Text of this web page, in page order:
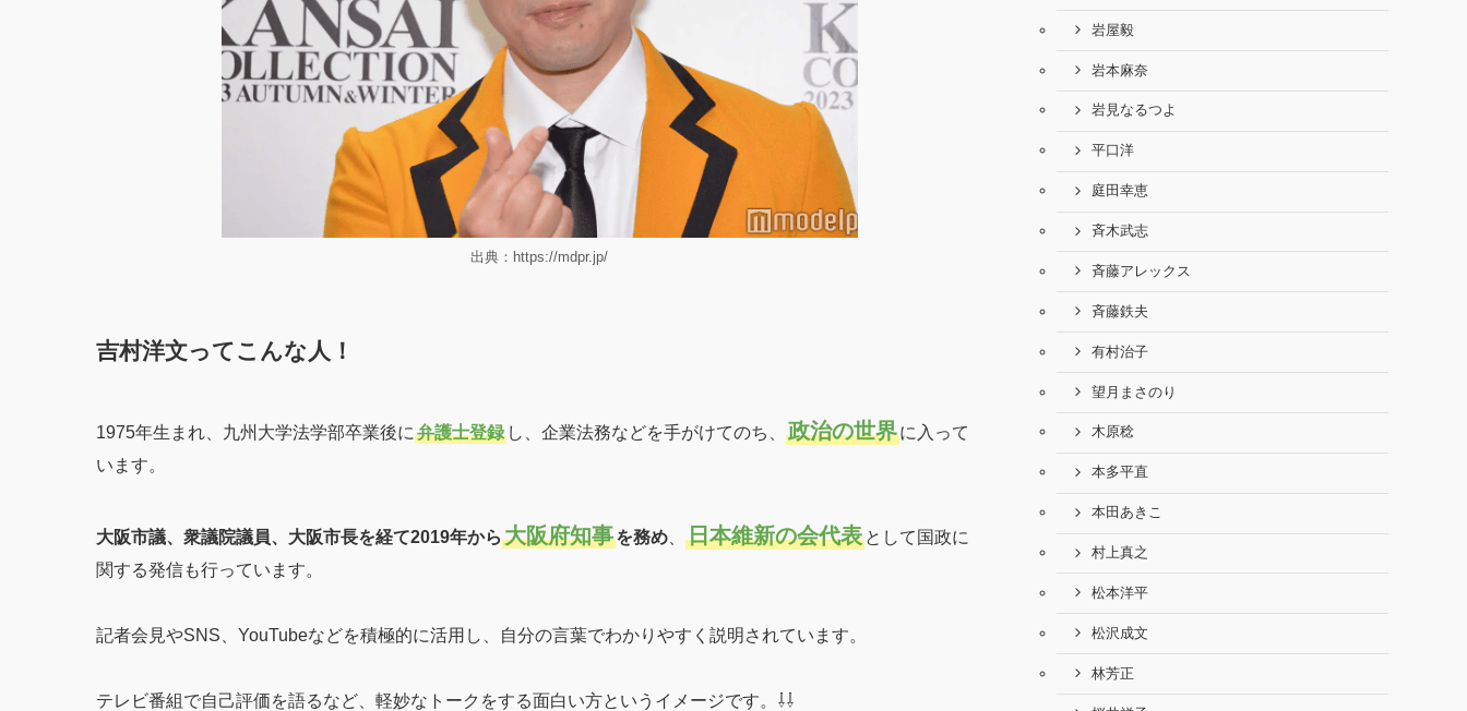
出典：https://mdpr.jp/
吉村洋文ってこんな人！
1975年生まれ、九州大学法学部卒業後に 弁護士登録 し、企業法務などを手がけてのち、 政治の世界に入って
います。
大阪市議、衆議院議員、大阪市長を経て2019年から 大阪府知事を務め 日本維新の会代表 として国政に
関する発信も行っています。
記者会見やSNS、YouTubeなどを積極的に活用し、自分の言葉でわかりやすく説明されています。
テレビ番組で自己評価を語るなど、軽妙なトークをする面白い方というイメージです。⇩⇩
岩屋毅
岩本麻奈
岩見なるつよ
平口洋
庭田幸恵
斉木武志
斉藤アレックス
斉藤鉄夫
有村治子
望月まさのり
木原稔
本多平直
本田あきこ
村上真之
松本洋平
松沢成文
林芳正